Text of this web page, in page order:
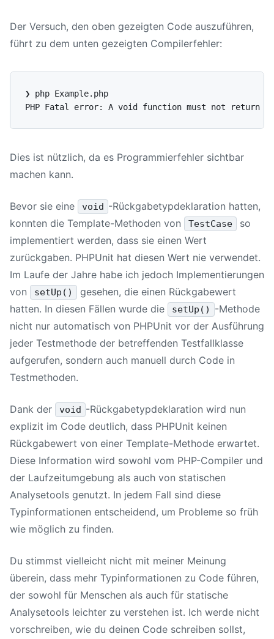
Der Versuch, den oben gezeigten Code auszuführen,
führt zu dem unten gezeigten Compilerfehler:
❯ php Example.php
Dies ist nützlich, da es Programmierfehler sichtbar
machen kann.
Bevor sie eine void -Rückgabetypdeklaration hatten,
konnten die Template-Methoden von
TestCase
so
implementiert werden, dass sie einen Wert
zurückgaben. PHPUnit hat diesen Wert nie verwendet.
Im Laufe der Jahre habe ich jedoch Implementierungen
von
setUp()
gesehen, die einen Rückgabewert
hatten. In diesen Fällen wurde die
setUp()
-Methode
nicht nur automatisch von PHPUnit vor der Ausführung
jeder Testmethode der betreffenden Testfallklasse
aufgerufen, sondern auch manuell durch Code in
Testmethoden.
Dank der void -Rückgabetypdeklaration wird nun
explizit im Code deutlich, dass PHPUnit keinen
Rückgabewert von einer Template-Methode erwartet.
Diese Information wird sowohl vom PHP-Compiler und
der Laufzeitumgebung als auch von statischen
Analysetools genutzt. In jedem Fall sind diese
Typinformationen entscheidend, um Probleme so früh
wie möglich zu finden.
Du stimmst vielleicht nicht mit meiner Meinung
überein, dass mehr Typinformationen zu Code führen,
der sowohl für Menschen als auch für statische
Analysetools leichter zu verstehen ist. Ich werde nicht
vorschreiben, wie du deinen Code schreiben sollst,